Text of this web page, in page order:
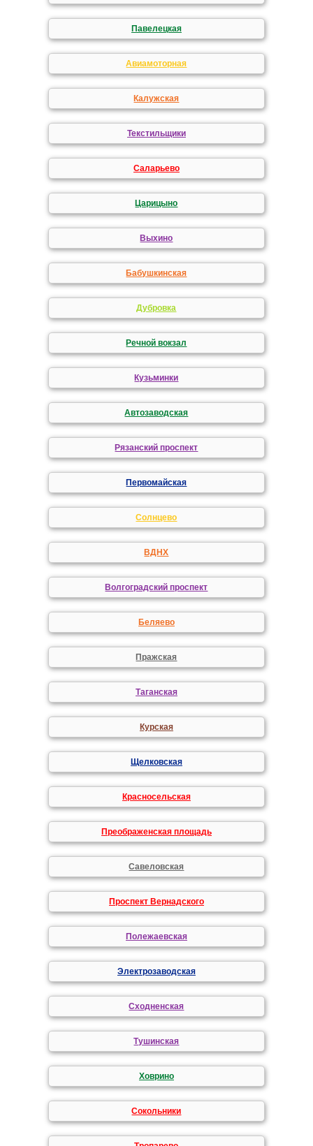
Павелецкая
Авиамоторная
Калужская
Текстильщики
Саларьево
Царицыно
Выхино
Бабушкинская
Дубровка
Речной вокзал
Кузьминки
Автозаводская
Рязанский проспект
Первомайская
Солнцево
ВДНХ
Волгоградский проспект
Беляево
Пражская
Таганская
Курская
Щелковская
Красносельская
Преображенская площадь
Савеловская
Проспект Вернадского
Полежаевская
Электрозаводская
Сходненская
Тушинская
Ховрино
Сокольники